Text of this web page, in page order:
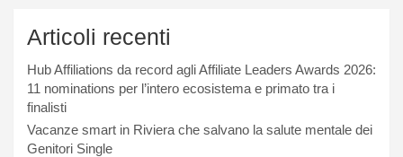
Articoli recenti
Hub Affiliations da record agli Affiliate Leaders Awards 2026:
11 nominations per l’intero ecosistema e primato tra i
finalisti
Vacanze smart in Riviera che salvano la salute mentale dei
Genitori Single